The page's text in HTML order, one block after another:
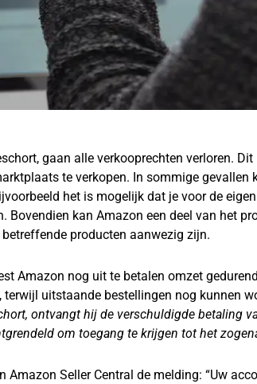
gaan alle verkooprechten verloren.
te verkopen. In sommige gevallen
het is mogelijk dat je voor de
Bovendien kan Amazon een deel van het
producten aanwezig zijn.
Amazon nog uit te betalen omzet
uitstaande bestellingen nog kunnen
ontvangt hij de verschuldigde betaling
om toegang te krijgen tot het
Seller Central de melding: “Uw